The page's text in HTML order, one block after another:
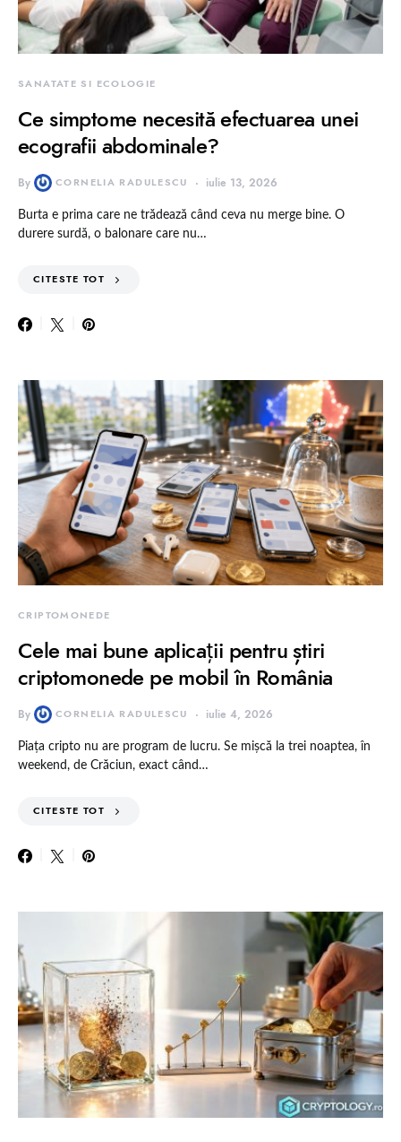
SANATATE SI ECOLOGIE
Ce simptome necesită efectuarea unei
ecografii abdominale?
By CORNELIA RADULESCU iulie 13, 2026
Burta e prima care ne trădează când ceva nu merge bine. O
durere surdă, o balonare care nu…
CITESTE TOT
CRIPTOMONEDE
Cele mai bune aplicații pentru știri
criptomonede pe mobil în România
By CORNELIA RADULESCU iulie 4, 2026
Piața cripto nu are program de lucru. Se mișcă la trei noaptea, în
weekend, de Crăciun, exact când…
CITESTE TOT